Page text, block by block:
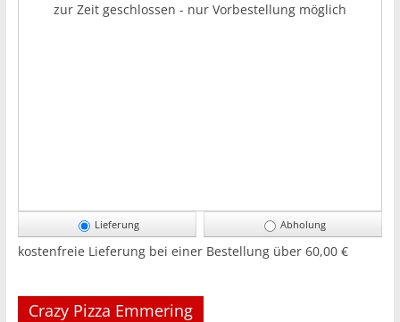
zur Zeit geschlossen - nur Vorbestellung möglich
Lieferung Abholung
kostenfreie Lieferung bei einer Bestellung über 60,00 €
Crazy Pizza Emmering